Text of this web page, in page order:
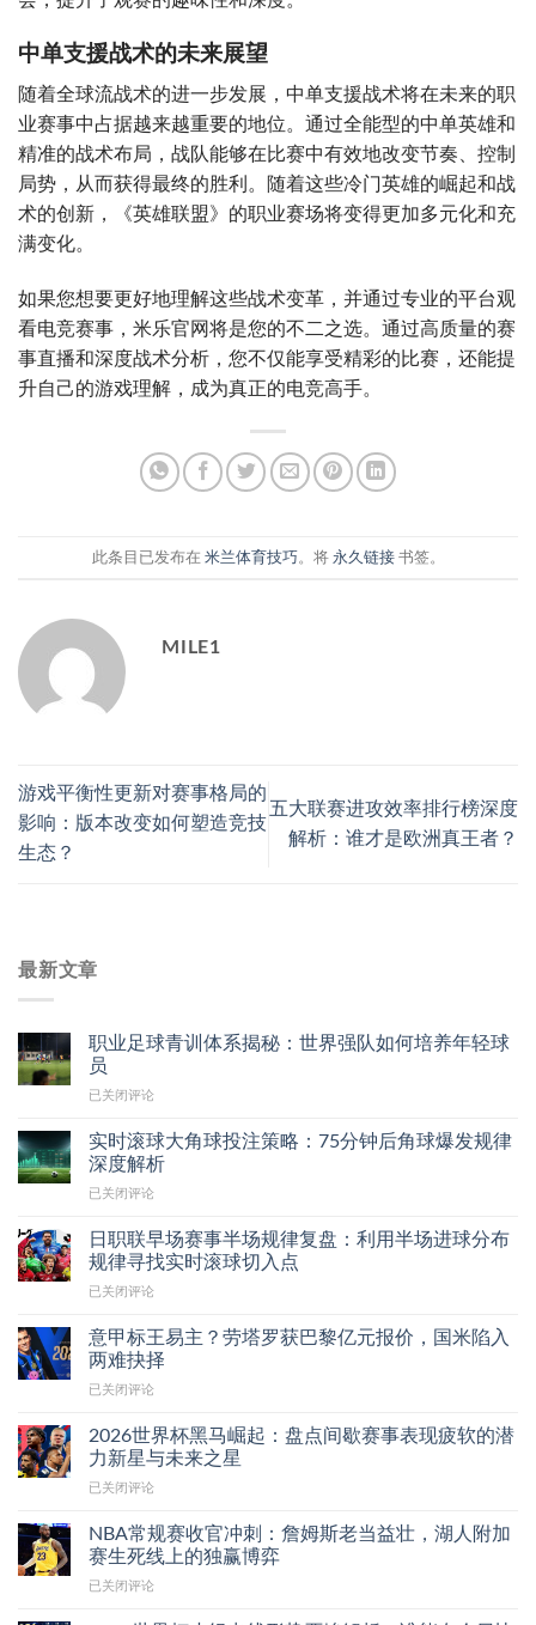
中单支援战术的未来展望
随着全球流战术的进一步发展，中单支援战术将在未来的职
业赛事中占据越来越重要的地位。通过全能型的中单英雄和
精准的战术布局，战队能够在比赛中有效地改变节奏、控制
局势，从而获得最终的胜利。随着这些冷门英雄的崛起和战
术的创新，《英雄联盟》的职业赛场将变得更加多元化和充
满变化。
如果您想要更好地理解这些战术变革，并通过专业的平台观
看电竞赛事，米乐官网将是您的不二之选。通过高质量的赛
事直播和深度战术分析，您不仅能享受精彩的比赛，还能提
升自己的游戏理解，成为真正的电竞高手。
此条目已发布在 米兰体育技巧 。将 永久链接书签。
MILE1
游戏平衡性更新对赛事格局的
影响：版本改变如何塑造竞技
生态？
五大联赛进攻效率排行榜深度
解析：谁才是欧洲真王者？
最新文章
职业足球青训体系揭秘：世界强队如何培养年轻球
员
职
足
球
青
训
系
揭
世
强
队
何
养
年
轻
已关闭评论
实时滚球大角球投注策略：75分钟后角球爆发规律
深度解析
实
滚
球
大
角
投
注
略：
分
钟
角
爆
发
规
已关闭评论
日职联早场赛事半场规律复盘：利用半场进球分布
规律寻找实时滚球切入点
日
联
早
场
赛
半
场
律
盘：
利
半
已关闭评论
意甲标王易主？劳塔罗获巴黎亿元报价，国米陷入
两难抉择
意
标
王
易
主？
塔
罗
巴
已关闭评论
2026世界杯黑马崛起：盘点间歇赛事表现疲软的潜
力新星与未来之星
2026
界
杯
黑
马
已关闭评论
NBA常规赛收官冲刺：詹姆斯老当益壮，湖人附加
赛生死线上的独赢博弈
NBA
已关闭评论